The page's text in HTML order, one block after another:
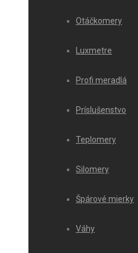
Otáčkomery
Luxmetre
Profi meradlá
Príslušenstvo
Teplomery
Silomery
Špárové mierky
Váhy